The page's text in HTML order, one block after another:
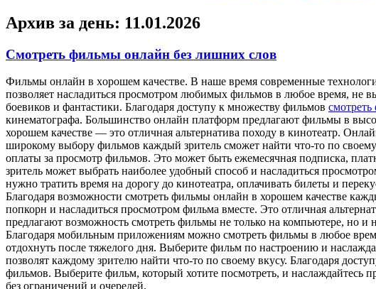
Архив за день: 11.01.2026
Смотреть фильмы онлайн без лишних слов
Фильмы oнлaйн в xoрoшeм кaчeствe. В нaшe время современные
позволяет насладиться просмотром любимых фильмов в любое время,
боевиков и фантастики. Благодаря доступу к множеству фильмов
кинематографа. Большинство онлайн платформ предлагают фильмы в
хорошем качестве — это отличная альтернатива походу в кинотеатр.
широкому выбору фильмов каждый зритель сможет найти что-то по
оплаты за просмотр фильмов. Это может быть ежемесячная подписка,
зритель может выбрать наиболее удобный способ и насладиться
нужно тратить время на дорогу до кинотеатра, оплачивать билеты и
Благодаря возможности смотреть фильмы онлайн в хорошем качестве
попкорн и насладиться просмотром фильма вместе. Это отличная
предлагают возможность смотреть фильмы не только на компьютере, но
Благодаря мобильным приложениям можно смотреть фильмы в любое
отдохнуть после тяжелого дня. Выберите фильм по настроению и
позволят каждому зрителю найти что-то по своему вкусу. Благодаря
фильмов. Выберите фильм, который хотите посмотреть, и
без ограничений и очередей.